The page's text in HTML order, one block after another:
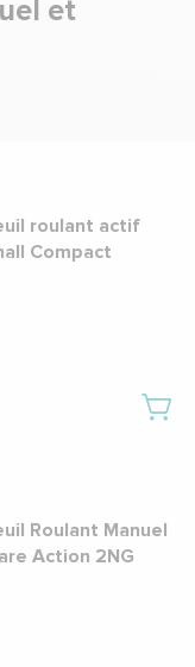
et
roulant actif
Compact
Roulant Manuel
Action 2NG